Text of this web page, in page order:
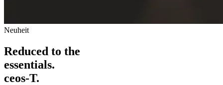
Neuheit
Reduced to the
essentials.
ceos-T.